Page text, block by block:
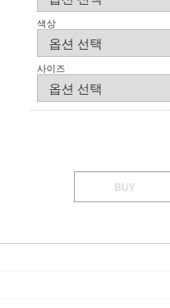
색상
사이즈
BUY